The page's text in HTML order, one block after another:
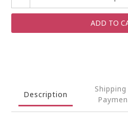
ADD TO
Description